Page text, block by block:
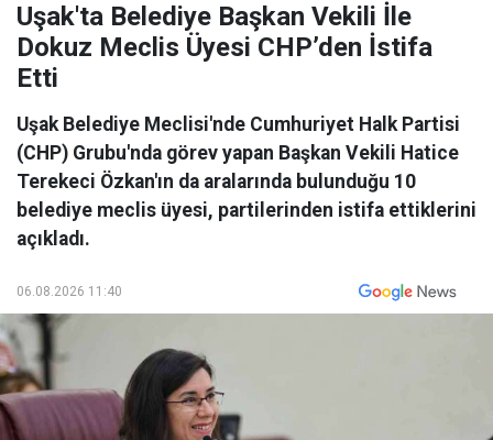
Uşak'ta Belediye Başkan Vekili İle
Dokuz Meclis Üyesi CHP’den İstifa
Etti
Uşak Belediye Meclisi'nde Cumhuriyet Halk Partisi
(CHP) Grubu'nda görev yapan Başkan Vekili Hatice
Terekeci Özkan'ın da aralarında bulunduğu 10
belediye meclis üyesi, partilerinden istifa ettiklerini
açıkladı.
06.08.2026 11:40